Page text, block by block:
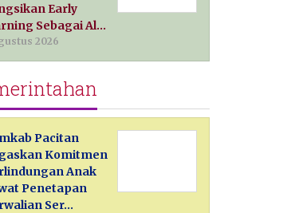
Early
Sebagai Al…
2026
Pacitan
Komitmen
Anak
Penetapan
Ser…